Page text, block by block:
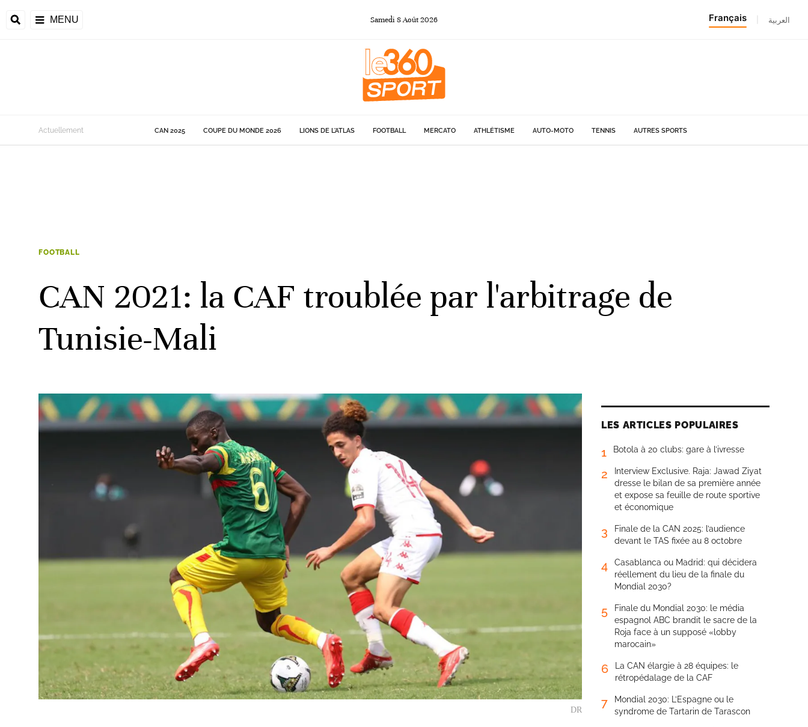
MENU Samedi 8Août2026 Français العربية
de la CAF
Actuellement CAN 2025 COUPE DU MONDE 2026 LIONS DE L'ATLAS FOOTBALL MERCATO ATHLÉTISME AUTO-MOTO TENNIS AUTRES SPORTS
FOOTBALL
CAN 2021: la CAF troublée par l'arbitrage de
Tunisie-Mali
DR
LES ARTICLES POPULAIRES
1 Botola à 20 clubs: gare à l’ivresse
2
Interview Exclusive. Raja: Jawad Ziyat
dresse le bilan de sa première année
et expose sa feuille de route sportive
et économique
3
Finale de la CAN 2025: l’audience
devant le TAS fixée au 8 octobre
4
Casablanca ou Madrid: qui décidera
réellement du lieu de la finale du
Mondial 2030?
5
Finale du Mondial 2030: le média
espagnol ABC brandit le sacre de la
Roja face à un supposé «lobby
marocain»
6
La CAN élargie à 28 équipes: le
rétropédalage de la CAF
7
Mondial 2030: L’Espagne ou le
syndrome de Tartarin de Tarascon